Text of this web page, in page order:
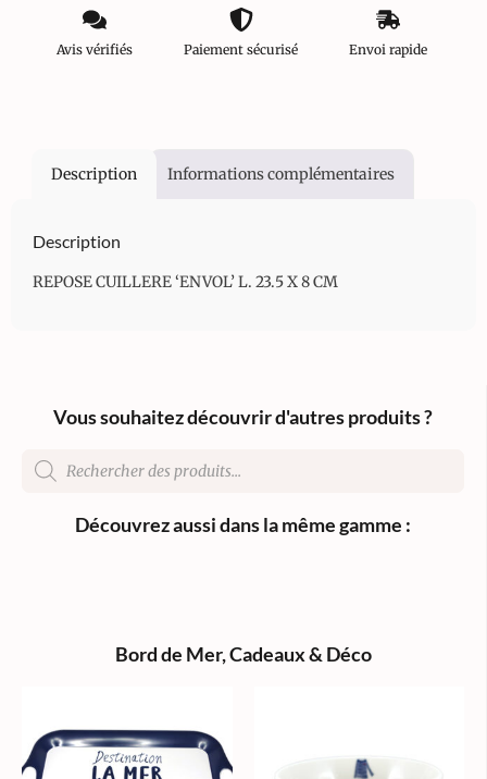
Avis vérifiés Paiement sécurisé Envoi rapide
Description Informations complémentaires
Description
REPOSE CUILLERE ‘ENVOL’ L. 23.5 X 8 CM
Vous souhaitez découvrir d'autres produits ?
Découvrez aussi dans la même gamme :
Bord de Mer,Cadeaux & Déco